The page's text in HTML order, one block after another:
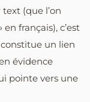
(que l’on
français), c’est
un lien
évidence
pointe vers une